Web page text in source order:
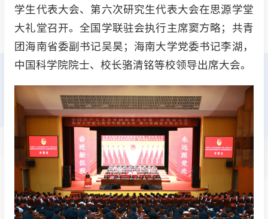
学生代表大会、第六次研究生代表大会在思源学堂
大礼堂召开。全国学联驻会执行主席窦方略；共青
团海南省委副书记吴昊；海南大学党委书记李湖，
中国科学院院士、校长骆清铭等校领导出席大会。